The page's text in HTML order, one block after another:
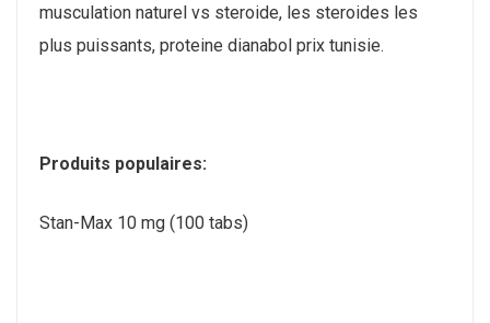
musculation naturel vs steroide, les steroides les
plus puissants, proteine dianabol prix tunisie.
Produits populaires:
Stan-Max 10 mg (100 tabs)